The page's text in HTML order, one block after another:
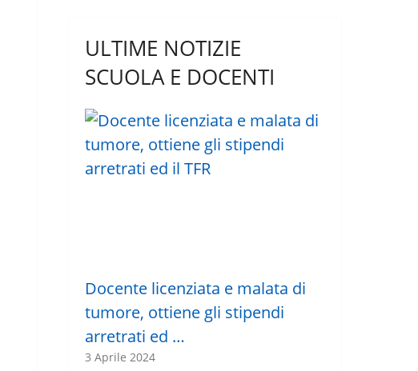
ULTIME NOTIZIE
SCUOLA E DOCENTI
Docente licenziata e malata di
tumore, ottiene gli stipendi
arretrati ed …
3 Aprile 2024